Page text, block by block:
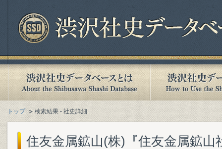
トップ 検索結果 - 社史詳細
住友金属鉱山(株)『住友金属鉱山